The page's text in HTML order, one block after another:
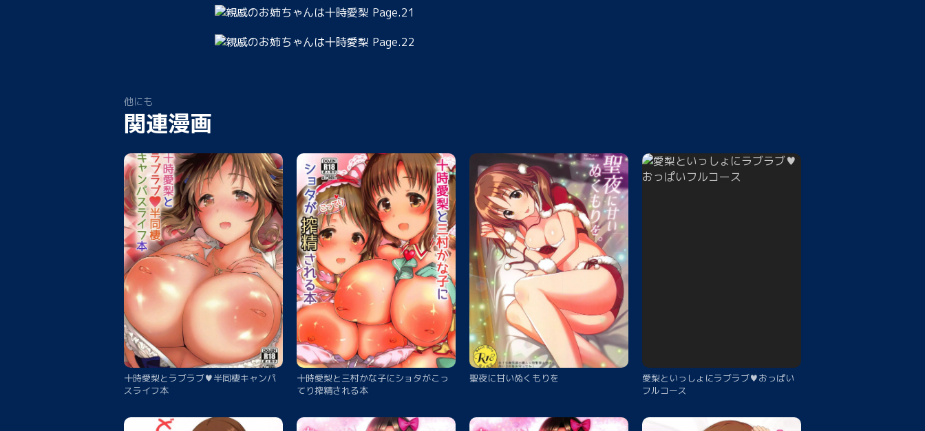
他にも
関連漫画
十時愛梨とラブラブ♥半同棲キャンパ
スライフ本
十時愛梨と三村かな子にショタがこっ
てり搾精される本
聖夜に甘いぬくもりを
愛梨といっしょにラブラブ♥おっぱい
フルコース